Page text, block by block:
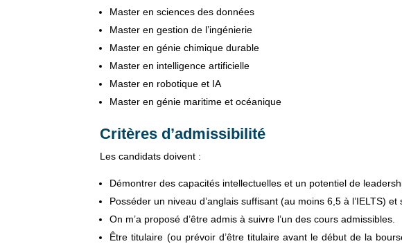
Master en sciences des données
Master en gestion de l’ingénierie
Master en génie chimique durable
Master en intelligence artificielle
Master en robotique et IA
Master en génie maritime et océanique
Critères d’admissibilité
Les candidats doivent :
Démontrer des capacités intellectuelles et un potentiel de
Posséder un niveau d’anglais suffisant (au moins 6,5 à l’IELTS)
On m’a proposé d’être admis à suivre l’un des cours admissibles.
Être titulaire (ou prévoir d’être titulaire avant le début de la